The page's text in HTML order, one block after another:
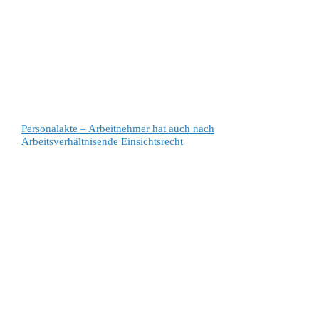
Personalakte – Arbeitnehmer hat auch nach
Arbeitsverhältnisende Einsichtsrecht